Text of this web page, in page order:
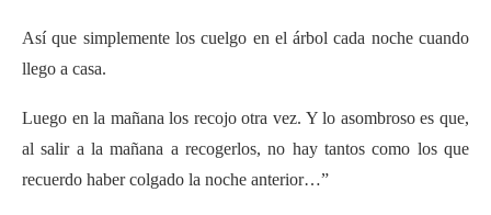
Así que simplemente los cuelgo en el árbol cada noche cuando
llego a casa.
Luego en la mañana los recojo otra vez. Y lo asombroso es que,
al salir a la mañana a recogerlos, no hay tantos como los que
recuerdo haber colgado la noche anterior…”